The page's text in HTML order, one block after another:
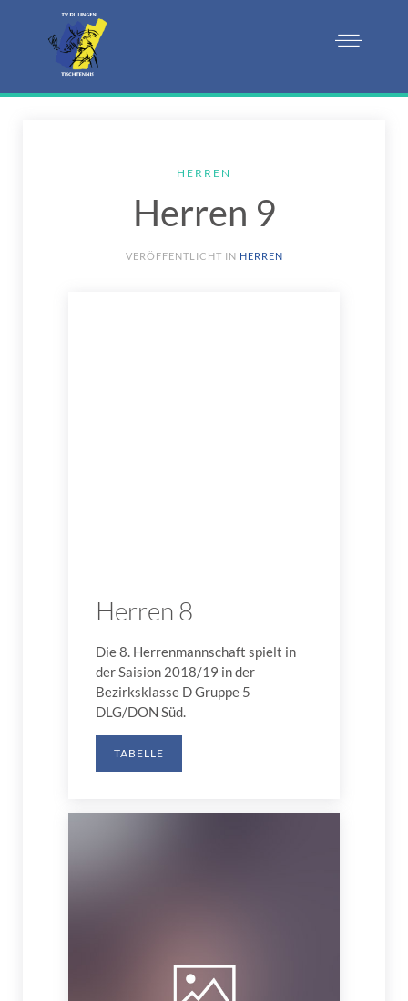
HERREN
Herren 9
VERÖFFENTLICHT IN HERREN
Herren 8
Die 8. Herrenmannschaft spielt in
der Saision 2018/19 in der
Bezirksklasse D Gruppe 5
DLG/DON Süd.
TABELLE